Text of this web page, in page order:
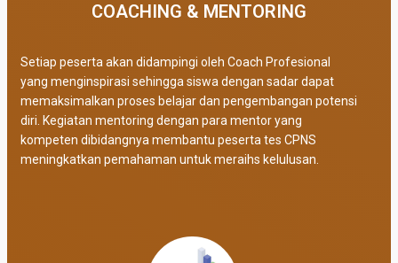
COACHING & MENTORING
Setiap peserta akan didampingi oleh Coach Profesional
yang menginspirasi sehingga siswa dengan sadar dapat
memaksimalkan proses belajar dan pengembangan potensi
diri. Kegiatan mentoring dengan para mentor yang
kompeten dibidangnya membantu peserta tes CPNS
meningkatkan pemahaman untuk meraihs kelulusan.